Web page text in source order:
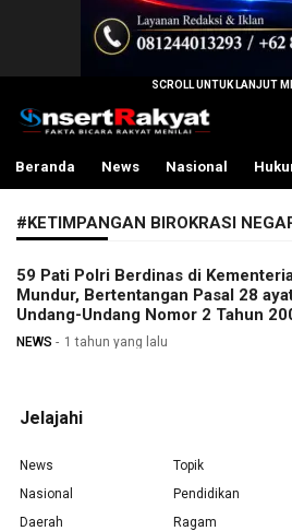
InsertRakyat.com
Fakta Bicara Rakyat Menilai
Beranda News Nasional
#KETIMPANGAN BIROKRASI
59 Pati Polri Berdinas di
Mundur, Bertentangan Pasal 28
Undang-Undang Nomor 2 Tahun
tentang Kepolisian Negara Republik
NEWS 1 tahun yang lalu
Jelajahi
News
Nasional
Daerah
Topik
Pendidikan
Ragam